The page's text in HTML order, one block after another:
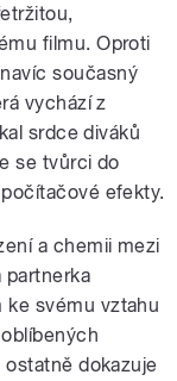
filmu. Oproti
současný
vychází z
srdce diváků
se tvůrci do
efekty.
a chemii mezi
partnerka
ke svému vztahu
dokazuje